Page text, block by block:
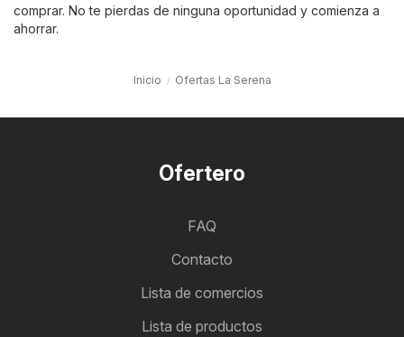
comprar. No te pierdas de ninguna oportunidad y comienza a
ahorrar.
Inicio Ofertas La Serena
Ofertero
FAQ
Contacto
Lista de comercios
Lista de productos